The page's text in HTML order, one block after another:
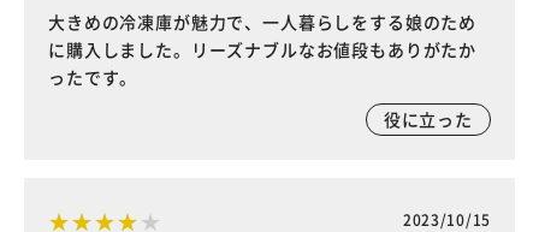
大きめの冷凍庫が魅力で、一人暮らしをする娘のため
に購入しました。リーズナブルなお値段もありがたか
ったです。
役に立った
2023/10/15